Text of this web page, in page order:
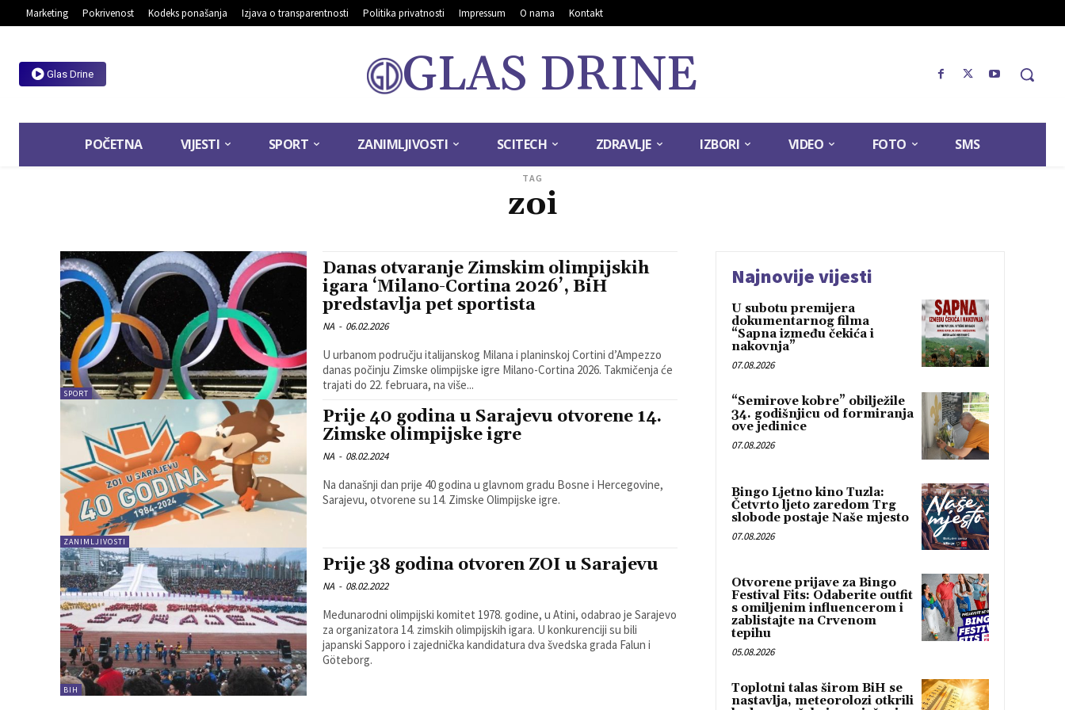
Marketing Pokrivenost Kodeks ponašanja Izjava o transparentnosti Politika privatnosti Impressum O nama Kontakt
Glas Drine GLAS DRINE
POČETNA VIJESTI SPORT ZANIMLJIVOSTI SCITECH ZDRAVLJE IZBORI VIDEO FOTO SMS
TAG
zoi
SPORT
Danas otvaranje Zimskim olimpijskih
igara ‘Milano-Cortina 2026’, BiH
predstavlja pet sportista
NA - 06.02.2026
U urbanom području italijanskog Milana i planinskoj Cortini d’Ampezzo
danas počinju Zimske olimpijske igre Milano-Cortina 2026. Takmičenja će
trajati do 22. februara, na više...
ZANIMLJIVOSTI
Prije 40 godina u Sarajevu otvorene 14.
Zimske olimpijske igre
NA - 08.02.2024
Na današnji dan prije 40 godina u glavnom gradu Bosne i Hercegovine,
Sarajevu, otvorene su 14. Zimske Olimpijske igre.
BIH
Prije 38 godina otvoren ZOI u Sarajevu
NA - 08.02.2022
Međunarodni olimpijski komitet 1978. godine, u Atini, odabrao je Sarajevo
za organizatora 14. zimskih olimpijskih igara. U konkurenciji su bili
japanski Sapporo i zajednička kandidatura dva švedska grada Falun i
Göteborg.
Najnovije vijesti
U subotu premijera
dokumentarnog filma
“Sapna između čekića i
nakovnja”
07.08.2026
“Semirove kobre” obilježile
34. godišnjicu od formiranja
ove jedinice
07.08.2026
Bingo Ljetno kino Tuzla:
Četvrto ljeto zaredom Trg
slobode postaje Naše mjesto
07.08.2026
Otvorene prijave za Bingo
Festival Fits: Odaberite outfit
s omiljenim influencerom i
zablistajte na Crvenom
tepihu
05.08.2026
Toplotni talas širom BiH se
nastavlja, meteorolozi otkrili